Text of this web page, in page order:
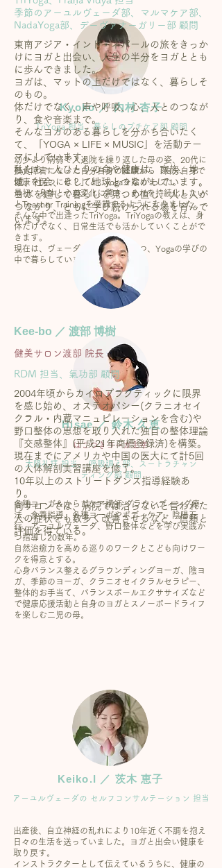
Kyoko ／ 内村 杏子
TriYoga 担当、暮らしのプチケア部 顧問
幼少より病弱で入退院を繰り返した母の姿、20代に
摂食障害になった自分自身の経験から「自分自身で
健康を保つには？」と、yogaを始めました。
最初、身体と心の変化に驚き、それを持続化したい
とTeacher Trainingを受講するようになりました。
そんな中で出逢ったTriYoga。TriYogaの教えは、身
体だけでなく、日常生活でも活かしていくことがで
きます。
現在は、ヴェーダーンタも学びつつ、Yogaの学びの
中で暮らしています。
Hisae ／ 鈴木 久恵
はこつきヨーガ主宰
太陽礼拝 担当、 呼吸調え部、スートラチャン
ティング部 顧問
各種ヨーガ＆からだケア講師 グラウンディング療
法、食養指導、各種ヨーガやボディケア、陰陽五
行、アーユルヴェーダ、野口整体などを学び実践か
つ指導し20数年。
自然治癒力を高める巡りのワークとこども向けワー
クを得意とする。
心身バランス整えるグラウンディングヨーガ、陰ヨ
ガ、季節のヨーガ、クラニオセイクラルセラピー、
整体的お手当て、バランスボールエクササイズなど
で健康応援活動と自身のヨガとスノーボードライフ
を楽しむ二児の母。
Keiko.I ／ 茨木 恵子
アーユルヴェーダの セルフコンサルテーション 担当
出産後、自立神経の乱れにより10年近く不調を抱え
日々の生活を送っていました。ヨガと出会い健康を
取り戻す。
インストラクターとして伝えているうちに、健康の
季節のアーユルヴェーダ部、マルマケア部、
NadaYoga部、
デーヴァナーガリー部 顧問
東南アジア・インド・ネパールの旅をきっか
けにヨガと出会い、人生の半分をヨガととも
に歩んできました。
ヨガは、マットの上だけではなく、暮らしそ
のもの。
体だけでなく、声や呼吸、心、人とのつなが
り、食や音楽まで。
そんなヨガのある暮らしを分かち合いたく
て、「YOGA × LIFE × MUSIC」を活動テー
マにしています。
私たち一人ひとりの命や健康は、家族、地
域、社会、そして地球とつながっています。
ヨガを通して暮らしを見つめ直し、人と人が
つながり、ともに学び続けられる場を育んで
います。
Kee-bo ／ 渡部 博樹
健美サロン渡部 院長
RDM 担当、氣功部 顧問
2004年頃からカイロプラクティックに限界
を感じ始め、オステオパシー(クラニオセイ
クラル・内蔵マニュピレーションを含む)や
野口整体の思想を取り入れた独自の整体理論
『交感整体』(平成21年商標登録済)を構築。
現在までにアメリカや中国の医大にて計5回
の人体解剖実習講座を修了。
10年以上のストリートダンス指導経験あ
り。
同サロンでは、病院では治らないと言われた
人の症状をも数多く改善させるなど、信頼と
評価を得ている。